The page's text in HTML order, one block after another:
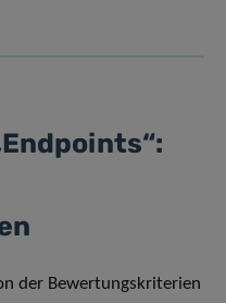
der Bewertungskriterien